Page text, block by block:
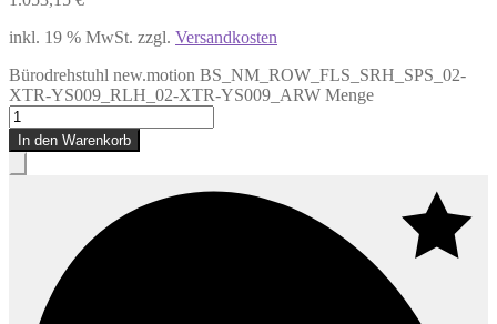
inkl. 19 % MwSt. zzgl. Versandkosten
Bürodrehstuhl new.motion BS_NM_ROW_FLS_SRH_SPS_02-
XTR-YS009_RLH_02-XTR-YS009_ARW Menge
In den Warenkorb